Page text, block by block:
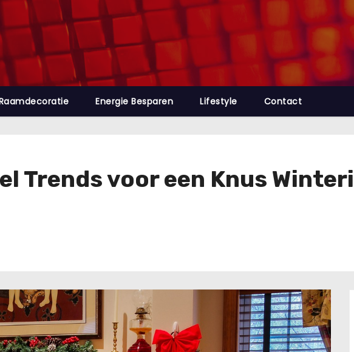
Energie Besparen Lifestyle Contact
Trends voor een Knus